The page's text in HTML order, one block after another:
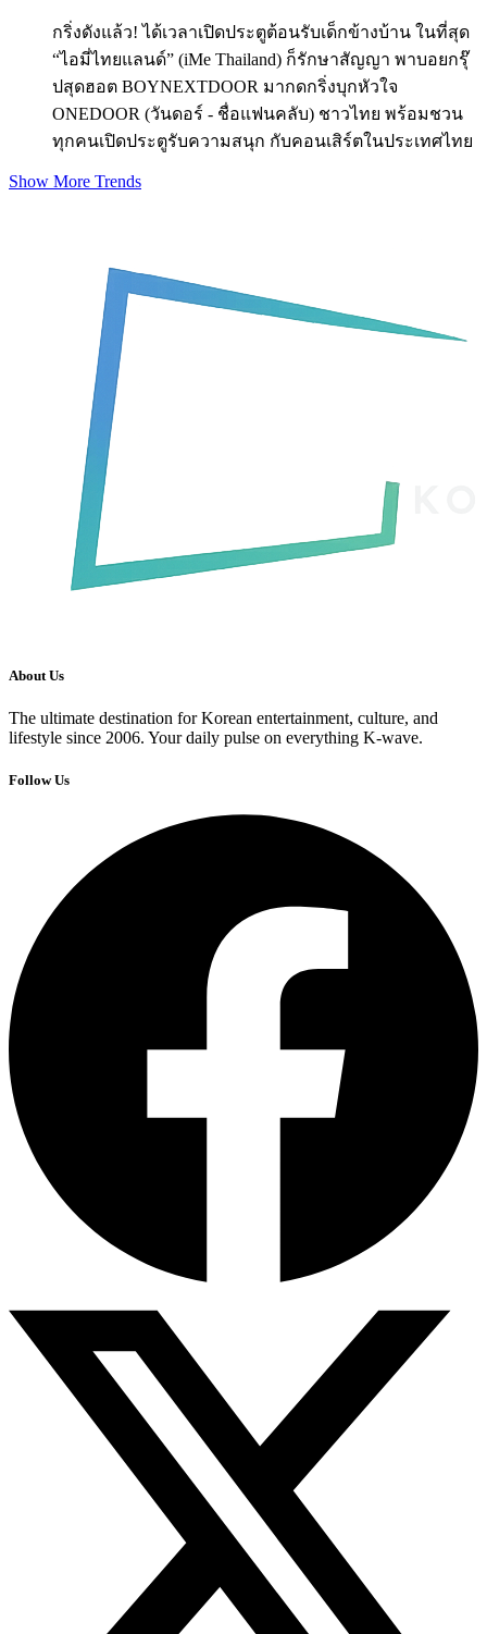
กริ่งดังแล้ว! ได้เวลาเปิดประตูต้อนรับเด็กข้างบ้าน ในที่สุด
“ไอมี่ไทยแลนด์” (iMe Thailand) ก็รักษาสัญญา พาบอยกรุ๊
ปสุดฮอต BOYNEXTDOOR มากดกริ่งบุกหัวใจ
ONEDOOR (วันดอร์ - ชื่อแฟนคลับ) ชาวไทย พร้อมชวน
ทุกคนเปิดประตูรับความสนุก กับคอนเสิร์ตในประเทศไทย
Show More Trends
About Us
The ultimate destination for Korean entertainment, culture, and
lifestyle since 2006. Your daily pulse on everything K-wave.
Follow Us